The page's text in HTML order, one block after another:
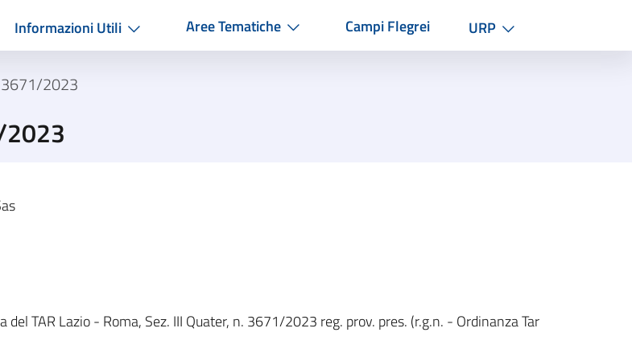
Informazioni Utili Aree Tematiche Campi Flegrei URP
3671/2023
2023
TAR Lazio - Roma, Sez. III Quater, n. 3671/2023 reg. prov. pres. (r.g.n. - Ordinanza Tar